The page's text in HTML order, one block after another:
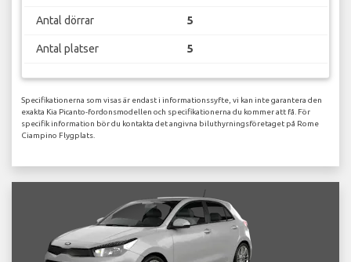
Antal dörrar 5
Antal platser 5
Specifikationerna som visas är endast i informationssyfte, vi kan inte garantera den
exakta Kia Picanto-fordonsmodellen och specifikationerna du kommer att få. För
specifik information bör du kontakta det angivna biluthyrningsföretaget på Rome
Ciampino Flygplats.